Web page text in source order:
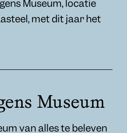
Museum, locatie
met dit jaar het
Museum
van alles te beleven